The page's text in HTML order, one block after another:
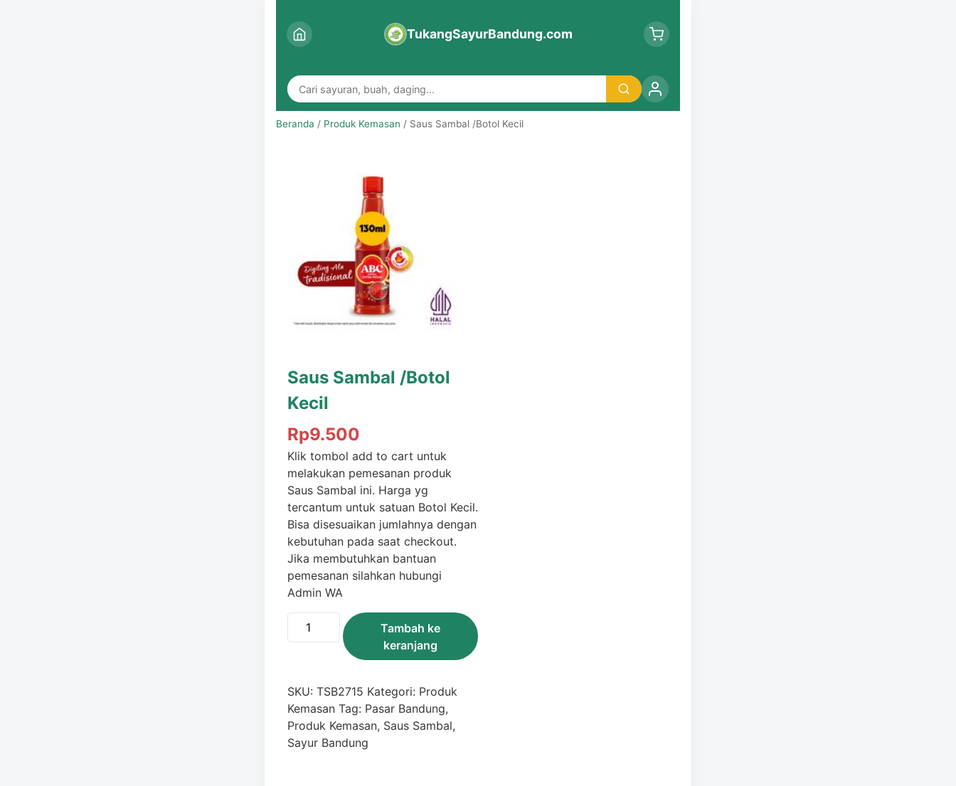
TukangSayurBandung.com
Beranda / Produk Kemasan / Saus Sambal /Botol Kecil
Saus Sambal /Botol
Kecil
Rp9.500
Klik tombol add to cart untuk
melakukan pemesanan produk
Saus Sambal ini. Harga yg
tercantum untuk satuan Botol Kecil.
Bisa disesuaikan jumlahnya dengan
kebutuhan pada saat checkout.
Jika membutuhkan bantuan
pemesanan silahkan hubungi
Admin WA
Kuantitas
Saus
Kecil
Tambah ke
keranjang
SKU: TSB2715 Kategori: Produk
Kemasan Tag: Pasar Bandung,
Produk Kemasan, Saus Sambal,
Sayur Bandung